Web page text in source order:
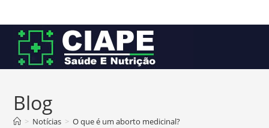
para
conteúdo
Blog
> Notícias > O que é um aborto medicinal?